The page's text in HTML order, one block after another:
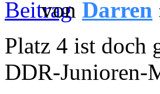
von Darren
Platz 4 ist doch
DDR-Junioren-